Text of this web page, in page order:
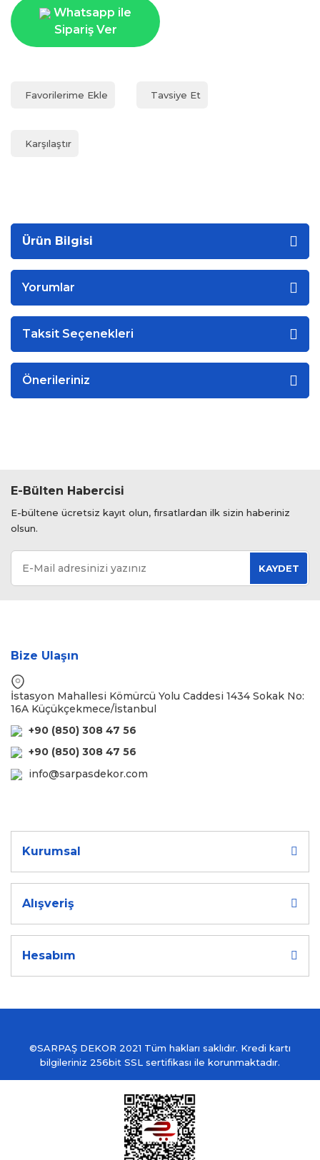
Whatsapp ile
Sipariş Ver
Tavsiye Et
Karşılaştır
Ürün Bilgisi
Yorumlar
Taksit Seçenekleri
Önerileriniz
E-Bülten Habercisi
E-bültene ücretsiz kayıt olun, fırsatlardan ilk sizin haberiniz
olsun.
KAYDET
Bize Ulaşın
İstasyon Mahallesi Kömürcü Yolu Caddesi 1434 Sokak No:
16A Küçükçekmece/İstanbul
+90 (850) 308 47 56
+90 (850) 308 47 56
info@sarpasdekor.com
Kurumsal
Alışveriş
Hesabım
©SARPAŞ DEKOR 2021 Tüm hakları saklıdır. Kredi kartı
bilgileriniz 256bit SSL sertifikası ile korunmaktadır.